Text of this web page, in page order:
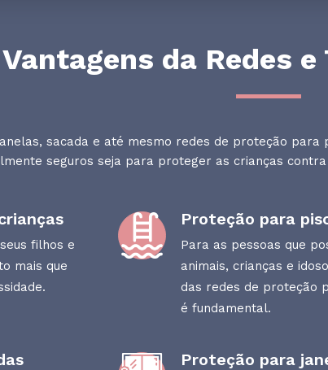
da Redes
sacada e até mesmo redes de proteção
seguros seja para proteger as crianças
filhos e
mais que
Proteção para
Para as pessoas que
animais, crianças e
das redes de proteção
é fundamental.
Proteção para